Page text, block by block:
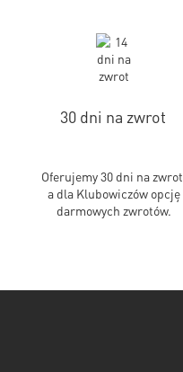
30 dni na zwrot
Oferujemy 30 dni na zwrot,
a dla Klubowiczów opcję
darmowych zwrotów.